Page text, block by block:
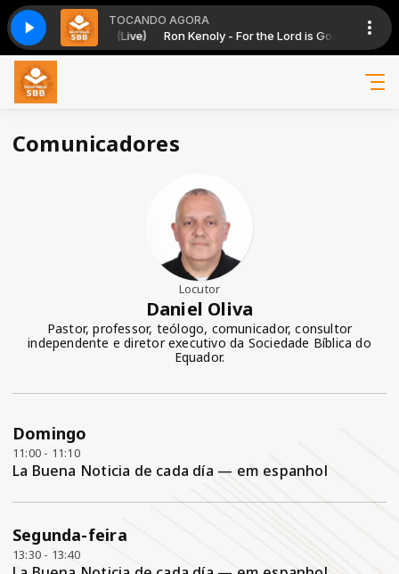
TOCANDO AGORA
the Lord is Good (Live) Ron Kenoly - For the Lord is Good (Live)
— em espanhol Evangelho da Semana — em espanhol
Comunicadores
Locutor
Daniel Oliva
Pastor, professor, teólogo, comunicador, consultor
independente e diretor executivo da Sociedade Bíblica do
Equador.
Domingo
11:00 - 11:10
La Buena Noticia de cada día — em espanhol
Segunda-feira
13:30 - 13:40